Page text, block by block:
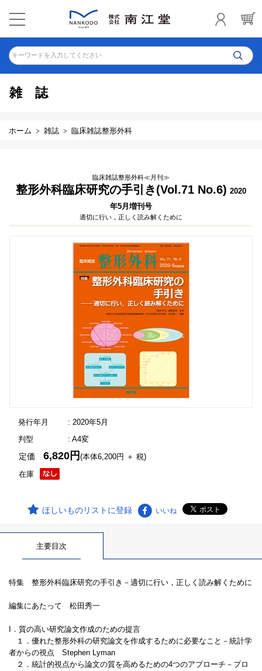
キーワードを入力してください
雑誌
ホーム 雑誌 臨床雑誌整形外科
臨床雑誌整形外科≪月刊≫
整形外科臨床研究の手引き(Vol.71 No.6) 2020
年5月増刊号
適切に行い，正しく読み解くために
発行年月
: 2020年5月
判型
: A4変
在庫
定価6,820円(本体6,200円 ＋ 税)
ほしいものリストに登録 いいね
主要目次
特集 整形外科臨床研究の手引き－適切に行い，正しく読み解くために
編集にあたって 松田秀一
I．質の高い研究論文作成のための提言
１．優れた整形外科の研究論文を作成するために必要なこと－統計学
者からの視点 Stephen Lyman
２．統計的視点から論文の質を高めるための4つのアプローチ－プロ